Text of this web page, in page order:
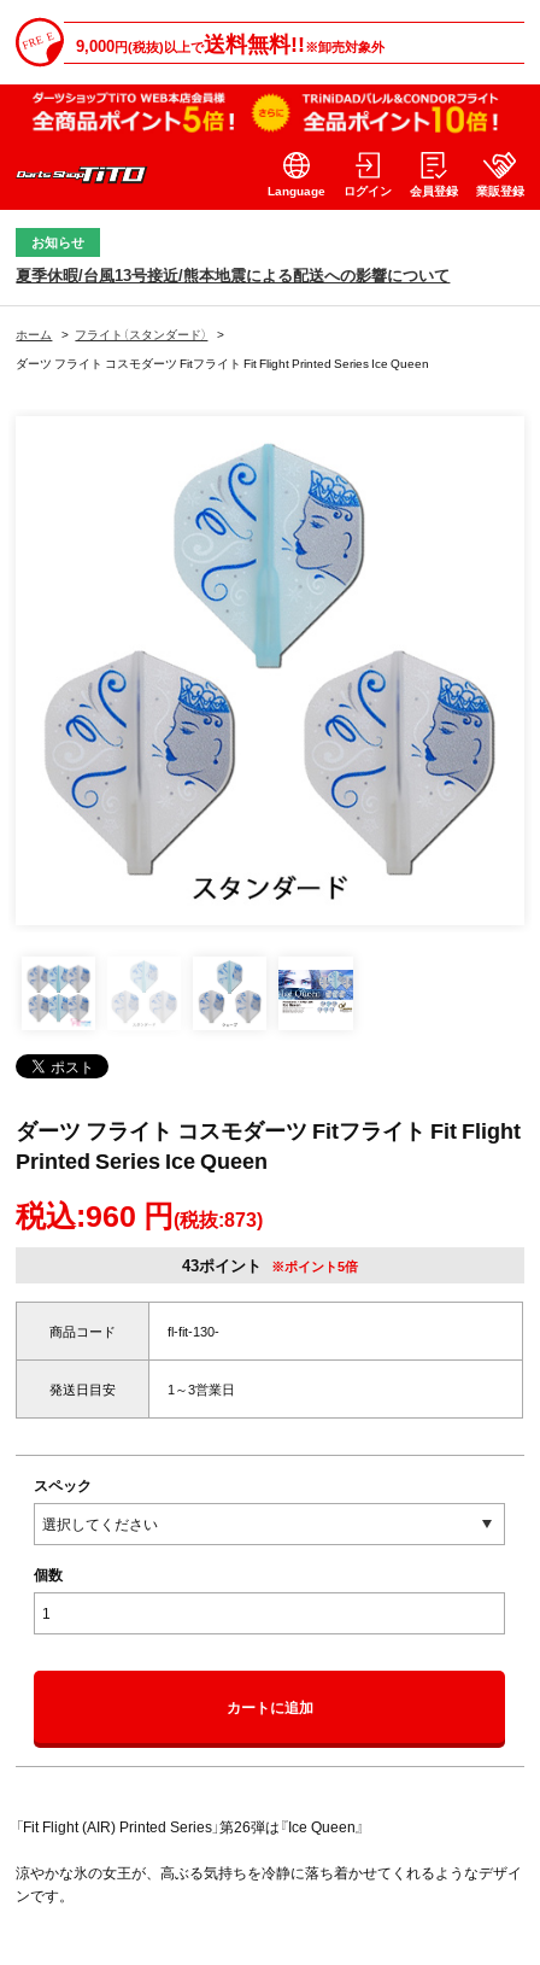
9,000円(税抜)以上で送料無料!!※卸売対象外
Language ログイン 会員登録 業販登録
お知らせ
夏季休暇/台風13号接近/熊本地震による配送への影響について
ホーム > フライト（スタンダード）
>
ダーツ フライト コスモダーツ Fitフライト Fit Flight Printed Series Ice Queen
ダーツ フライト コスモダーツ Fitフライト Fit Flight
Printed Series Ice Queen
税込:960 円(税抜:873)
43ポイント ※ポイント5倍
商品コード fl-fit-130-
発送日目安 1～3営業日
スペック
個数
カートに追加
「Fit Flight (AIR) Printed Series」第26弾は『Ice Queen』
涼やかな氷の女王が、高ぶる気持ちを冷静に落ち着かせてくれるようなデザイ
ンです。